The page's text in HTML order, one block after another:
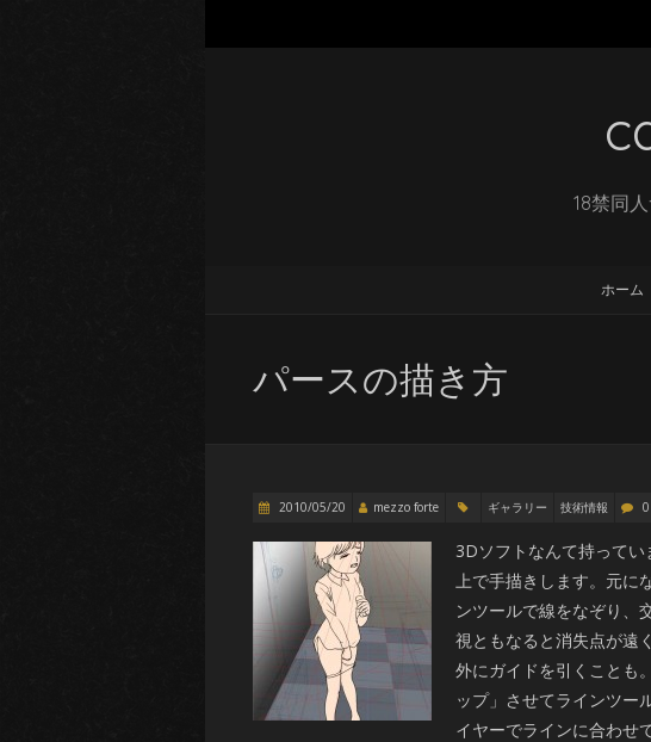
18禁同
ホーム
パースの描き方
2010/05/20 mezzo forte ギャラリー 技術情報
3Dソフトなんて持って
上で手描きします。元に
ンツールで線をなぞり、
視ともなると消失点が遠
外にガイドを引くことも
ップ」させてラインツー
イヤーでラインに合わせ